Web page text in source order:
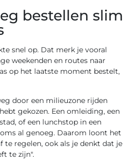
bestellen slim
snel op. Dat merk je vooral
weekenden en routes naar
op het laatste moment bestelt,
door een milieuzone rijden
gekozen. Een omleiding, een
of een lunchstop in een
al genoeg. Daarom loont het
regelen, ook als je denkt dat je
te zijn".